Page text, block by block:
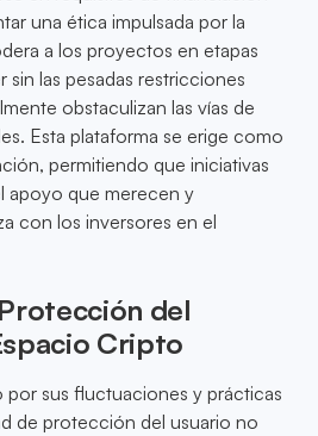
una ética impulsada por la
a los proyectos en etapas
sin las pesadas restricciones
obstaculizan las vías de
Esta plataforma se erige como
permitiendo que iniciativas
apoyo que merecen y
con los inversores en el
del
Cripto
sus fluctuaciones y prácticas
de protección del usuario no